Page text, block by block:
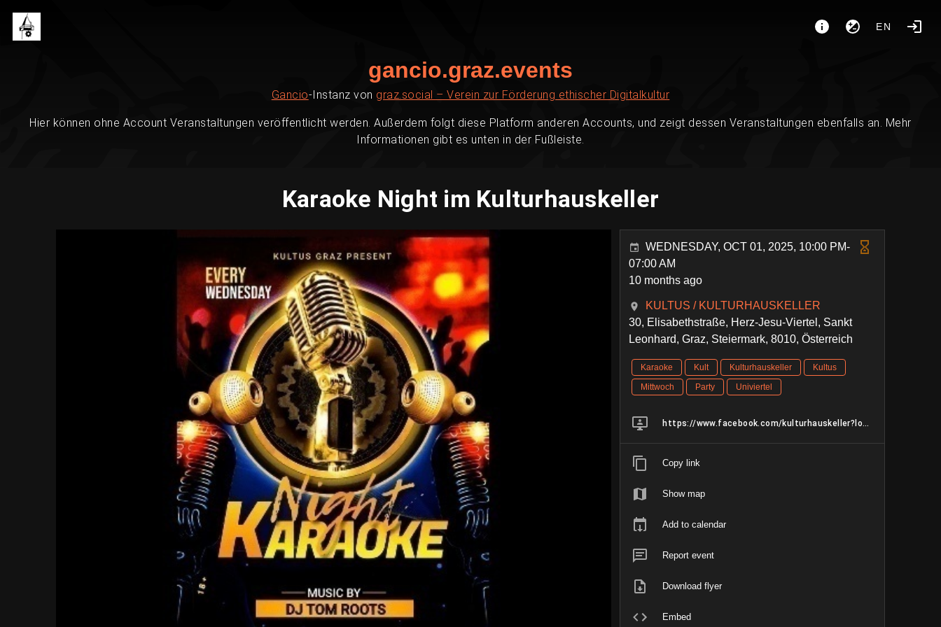
EN
gancio.graz.events
Gancio-Instanz von graz.social – Verein zur Förderung ethischer Digitalkultur
Hier können ohne Account Veranstaltungen veröffentlicht werden. Außerdem folgt diese Platform anderen Accounts, und zeigt dessen Veranstaltungen ebenfalls an. Mehr
Informationen gibt es unten in der Fußleiste.
Karaoke Night im Kulturhauskeller
WEDNESDAY, OCT 01, 2025, 10:00 PM-
07:00 AM
10 months ago
KULTUS / KULTURHAUSKELLER
30, Elisabethstraße, Herz-Jesu-Viertel, Sankt
Leonhard, Graz, Steiermark, 8010, Österreich
Karaoke Kult Kulturhauskeller
Kultus
Mittwoch
Party Univiertel
https://www.facebook.com/kulturhauskeller?locale=de_DE
Copy link
Show map
Add to calendar
Report event
Download flyer
Embed